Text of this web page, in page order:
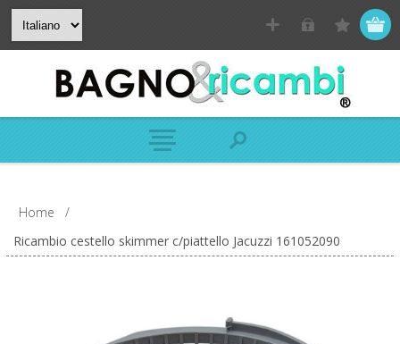
Home
/
Ricambio cestello skimmer c/piattello Jacuzzi 161052090